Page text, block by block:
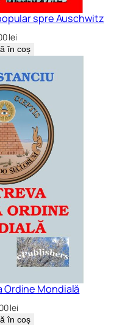
spre Auschwitz
lei
în coș
Ordine Mondială
lei
în coș